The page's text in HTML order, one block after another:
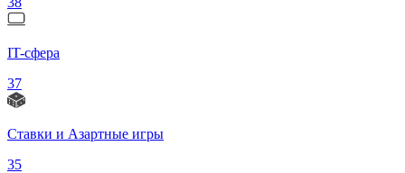
IT-сфера
37
Ставки и Азартные игры
35